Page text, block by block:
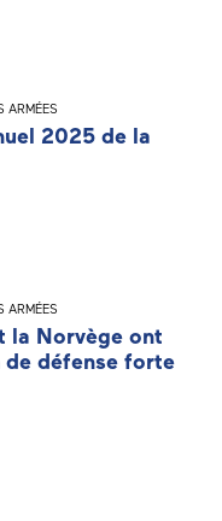
ARMÉES
2025 de la
ARMÉES
la Norvège ont
de défense forte